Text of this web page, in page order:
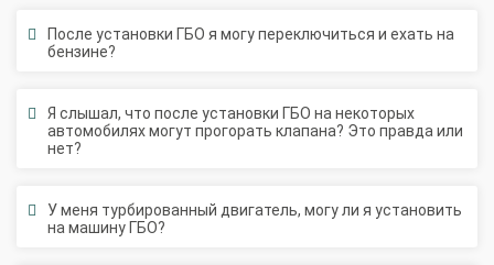
Регистрация ГБО в ГИБДД
Свидетельство на ГБО
После установки ГБО я могу переключиться и ехать на
бензине?
Я слышал, что после установки ГБО на некоторых
автомобилях могут прогорать клапана? Это правда или
нет?
У меня турбированный двигатель, могу ли я установить
на машину ГБО?